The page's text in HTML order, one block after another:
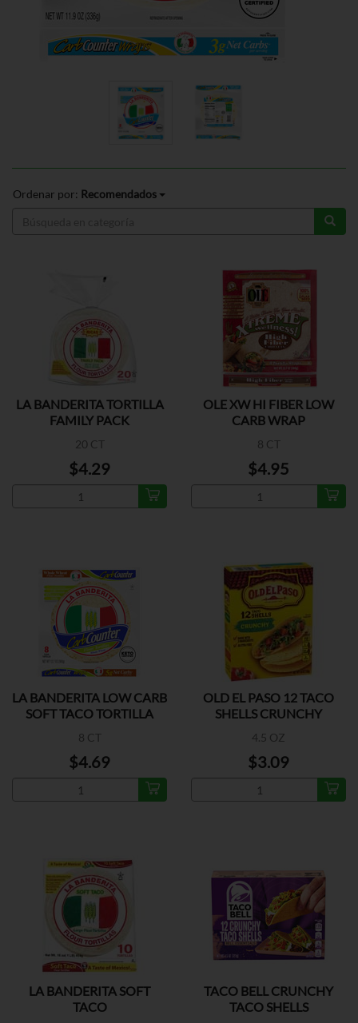
Ordenar por: Recomendados
LA BANDERITA TORTILLA
FAMILY PACK
20 CT
$4.29
OLE XW HI FIBER LOW
CARB WRAP
8 CT
$4.95
LA BANDERITA LOW CARB
SOFT TACO TORTILLA
8 CT
$4.69
OLD EL PASO 12 TACO
SHELLS CRUNCHY
4.5 OZ
$3.09
LA BANDERITA SOFT
TACO
TACO BELL CRUNCHY
TACO SHELLS